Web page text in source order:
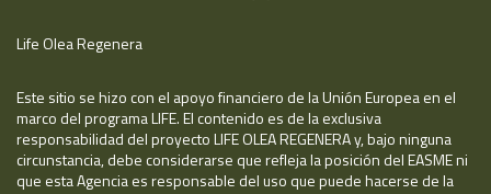
Life Olea Regenera
Este sitio se hizo con el apoyo financiero de la Unión Europea en el
marco del programa LIFE. El contenido es de la exclusiva
responsabilidad del proyecto LIFE OLEA REGENERA y, bajo ninguna
circunstancia, debe considerarse que refleja la posición del EASME ni
que esta Agencia es responsable del uso que puede hacerse de la